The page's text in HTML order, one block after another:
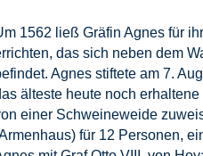
1562 ließ Gräfin Agnes für
das sich neben dem
Agnes stiftete am 7.
älteste heute noch
einer Schweineweide
für 12 Personen,